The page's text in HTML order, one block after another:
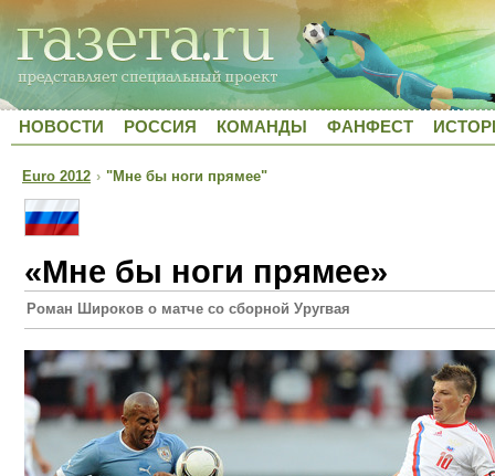
НОВОСТИ РОССИЯ КОМАНДЫ ФАНФЕСТ
Euro 2012 › "Мне бы ноги прямее"
«Мне бы ноги прямее»
Роман Широков о матче со сборной Уругвая